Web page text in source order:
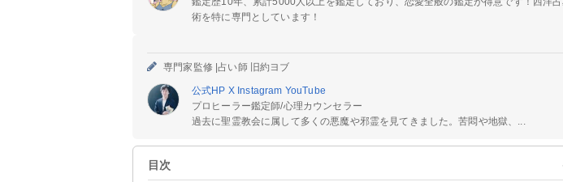
術を特に専門としています！
専門家監修 |占い師 旧約ヨブ
公式HP X Instagram YouTube
プロヒーラー鑑定師/心理カウンセラー
過去に聖霊教会に属して多くの悪魔や邪霊を見てきました。苦悶や地獄、...
目次